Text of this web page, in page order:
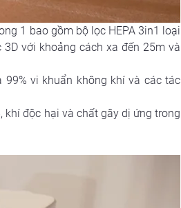
1 bao gồm bộ lọc HEPA 3in1 loại
với khoảng cách xa đến 25m và
99% vi khuẩn không khí và các tác
khí độc hại và chất gây dị ứng trong